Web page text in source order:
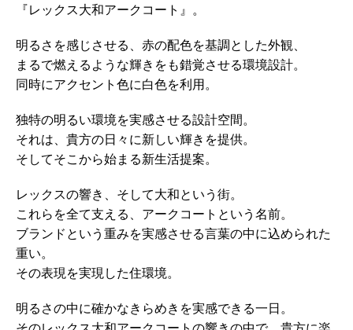
『レックス大和アークコート』。
明るさを感じさせる、赤の配色を基調とした外観、
まるで燃えるような輝きをも錯覚させる環境設計。
同時にアクセント色に白色を利用。
独特の明るい環境を実感させる設計空間。
それは、貴方の日々に新しい輝きを提供。
そしてそこから始まる新生活提案。
レックスの響き、そして大和という街。
これらを全て支える、アークコートという名前。
ブランドという重みを実感させる言葉の中に込められた
重い。
その表現を実現した住環境。
明るさの中に確かなきらめきを実感できる一日。